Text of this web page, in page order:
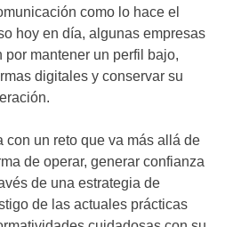
como lo hace el
hoy en día, algunas empresas
mantener un perfil bajo,
digitales y conservar su
con un reto que va más allá de
de operar, generar confianza
de una estrategia de
de las actuales prácticas